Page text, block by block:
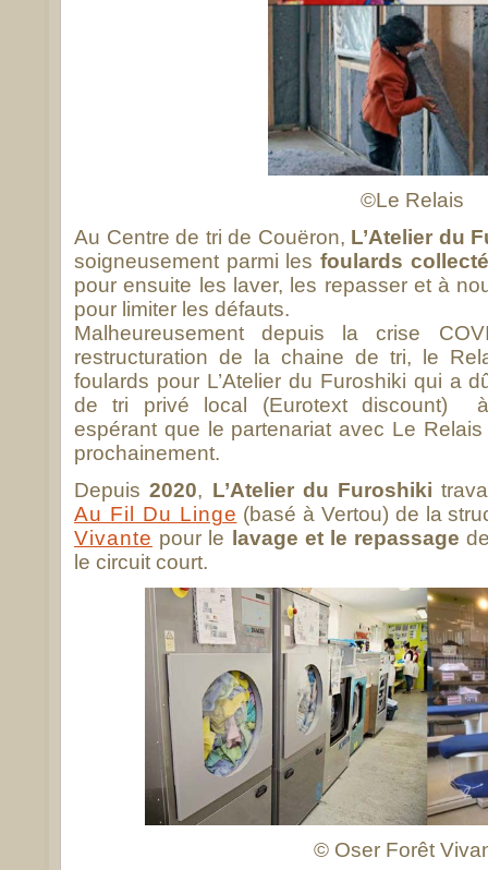
©Le Relais
Au Centre de tri de Couëron, L’Atelier du
soigneusement parmi les foulards
pour ensuite les laver, les repasser et à
pour limiter les défauts.
Malheureusement depuis la crise
restructuration de la chaine de tri, le
foulards pour L’Atelier du Furoshiki qui a
de tri privé local (Eurotext discount) à
espérant que le partenariat avec Le
prochainement.
Depuis2020, L’Atelier du Furoshiki
Au Fil Du Linge (basé à Vertou) de la
Vivante pour le lavage et le repassage
le circuit court.
© Oser Forêt